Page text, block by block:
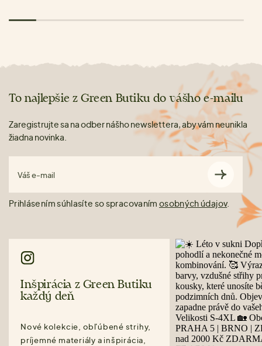
To najlepšie z Green Butiku do vášho e-mailu
Zaregistrujte sa na odber nášho newslettera, aby vám neunikla
žiadna novinka.
Váš e-mail
Prihlásením súhlasíte so spracovaním osobných údajov.
Inšpirácia z Green Butiku
každý deň
Nové kolekcie, obľúbené strihy,
príjemné materiály a inšpirácia,